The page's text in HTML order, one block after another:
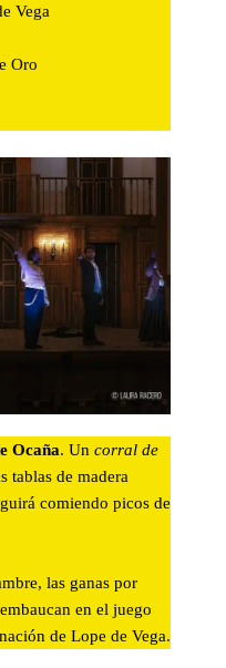
Vega​
Oro
Ocaña. Un corral de
tablas de madera
comiendo picos de
las ganas por
en el juego
de Lope de Vega.